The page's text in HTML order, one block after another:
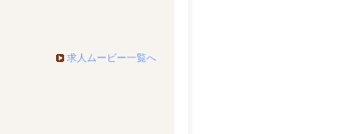
求人ムービー一覧へ